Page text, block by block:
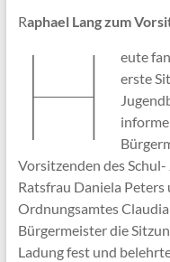
Raphael Lang zum
H
eute
erste
Vorsitzenden des
Ratsfrau Daniela
Ordnungsamtes
Bürgermeister die
Ladung fest und